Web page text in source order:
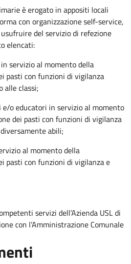
è erogato in appositi locali
con organizzazione self-service,
del servizio di refezione
elencati:
servizio al momento della
pasti con funzioni di vigilanza
alle classi;
o educatori in servizio al momento
dei pasti con funzioni di vigilanza
abili;
al momento della
pasti con funzioni di vigilanza e
servizi dell’Azienda USL di
con l’Amministrazione Comunale